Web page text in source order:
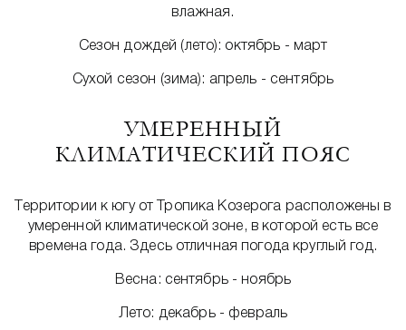
влажная.
Сезон дождей (лето): октябрь - март
Сухой сезон (зима): апрель - сентябрь
УМЕРЕННЫЙ
КЛИМАТИЧЕСКИЙ ПОЯС
Территории к югу от Тропика Козерога расположены в
умеренной климатической зоне, в которой есть все
времена года. Здесь отличная погода круглый год.
Весна: сентябрь - ноябрь
Лето: декабрь - февраль